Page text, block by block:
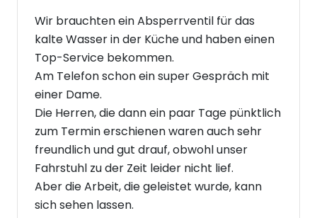
Wir brauchten ein Absperrventil für das
kalte Wasser in der Küche und haben einen
Top-Service bekommen.
Am Telefon schon ein super Gespräch mit
einer Dame.
Die Herren, die dann ein paar Tage pünktlich
zum Termin erschienen waren auch sehr
freundlich und gut drauf, obwohl unser
Fahrstuhl zu der Zeit leider nicht lief.
Aber die Arbeit, die geleistet wurde, kann
sich sehen lassen.